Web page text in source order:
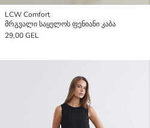
LCW Comfort
მრგვალი საყელოს ფენიანი კაბა
29,00 GEL